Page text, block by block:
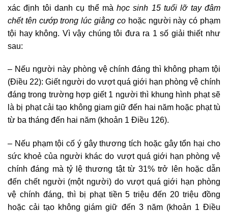
xác định tôi danh cụ thể màhọc sinh 15 tuổi lỡ tay đâm
chết tên cướp trong lúc giằng cohoặc người này có phạm
tội hay không. Vì vậy chúng tôi đưa ra 1 số giải thiết như
sau:
– Nếu người này phòng vệ chính đáng thì không phạm tội
(Điều 22): Giết người do vượt quá giới hạn phòng vệ chính
đáng trong trường hợp giết 1 người thì khung hình phạt sẽ
là bị phạt cải tạo không giam giữ đến hai năm hoặc phạt tù
từ ba tháng đến hai năm (khoản 1 Điều 126).
– Nếu phạm tội cố ý gây thương tích hoặc gây tổn hại cho
sức khoẻ của người khác do vượt quá giới hạn phòng vệ
chính đáng mà tỷ lệ thương tật từ 31% trở lên hoặc dẫn
đến chết người (một người) do vượt quá giới hạn phòng
vệ chính đáng, thì bị phạt tiền 5 triệu đến 20 triệu đồng
hoặc cải tạo không giám giữ đến 3 năm (khoản 1 Điều